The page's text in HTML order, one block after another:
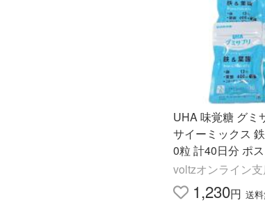
UHA 味覚糖 グミ
サイーミックス
0粒 計40日分 ポ
voltzオンライン
1,230円 送